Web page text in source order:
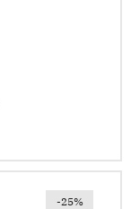
-25%